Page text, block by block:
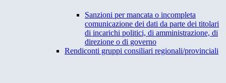
Sanzioni per mancata o incompleta
comunicazione dei dati da parte dei titolari
di incarichi politici, di amministrazione, di
direzione o di governo
Rendiconti gruppi consiliari regionali/provinciali